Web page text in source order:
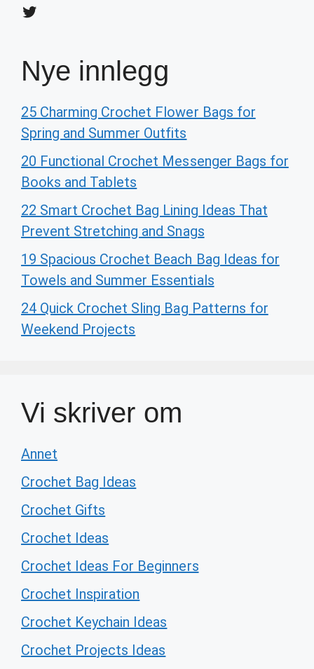
Twitter
Nye innlegg
25 Charming Crochet Flower Bags for
Spring and Summer Outfits
20 Functional Crochet Messenger Bags for
Books and Tablets
22 Smart Crochet Bag Lining Ideas That
Prevent Stretching and Snags
19 Spacious Crochet Beach Bag Ideas for
Towels and Summer Essentials
24 Quick Crochet Sling Bag Patterns for
Weekend Projects
Vi skriver om
Annet
Crochet Bag Ideas
Crochet Gifts
Crochet Ideas
Crochet Ideas For Beginners
Crochet Inspiration
Crochet Keychain Ideas
Crochet Projects Ideas